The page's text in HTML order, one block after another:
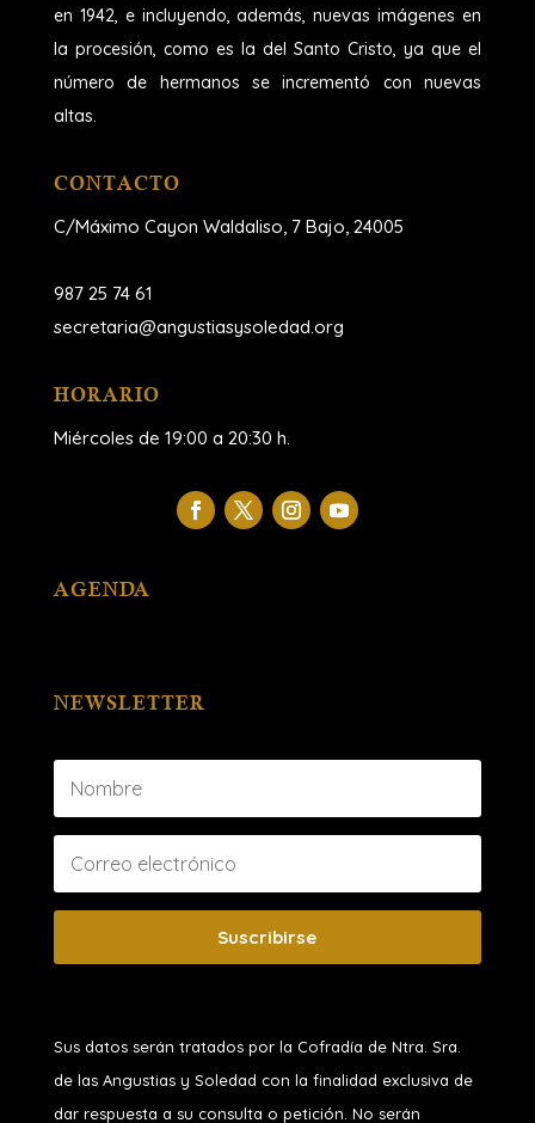
en 1942, e incluyendo, además, nuevas imágenes en
la procesión, como es la del Santo Cristo, ya que el
número de hermanos se incrementó con nuevas
altas.
CONTACTO
C/Máximo Cayon Waldaliso, 7 Bajo, 24005
987 25 74 61
secretaria@angustiasysoledad.org
HORARIO
Miércoles de 19:00 a 20:30 h.
AGENDA
NEWSLETTER
Suscribirse
Sus datos serán tratados por la Cofradía de Ntra. Sra.
de las Angustias y Soledad con la finalidad exclusiva de
dar respuesta a su consulta o petición. No serán